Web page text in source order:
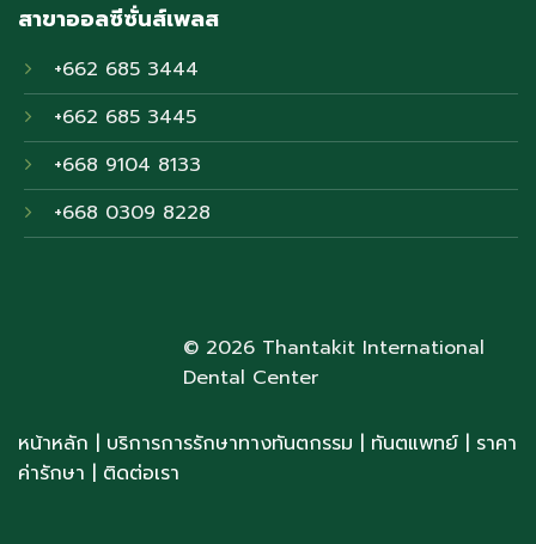
สาขาออลซีซั่นส์เพลส
+662 685 3444
+662 685 3445
+668 9104 8133
+668 0309 8228
© 2026 Thantakit International
Dental Center
หน้าหลัก บริการการรักษาทางทันตกรรม ทันตแพทย์
| ราคา
ค่ารักษา
ติดต่อเรา